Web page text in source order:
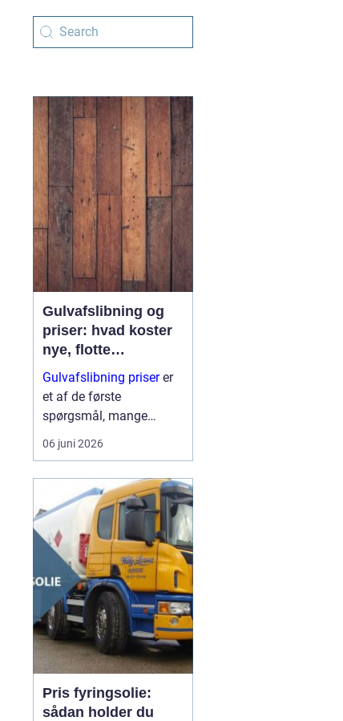
Gulvafslibning og
priser: hvad koster
nye, flotte
trægulve?
Gulvafslibning priserer
et af de første
spørgsmål, mange
boligejere stiller, når de
opdager ridser, pletter og
mange måd...
06 juni 2026
Pris fyringsolie:
sådan holder du